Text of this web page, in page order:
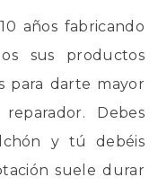
años fabricando
sus productos
para darte mayor
Debes
y tú debéis
suele durar